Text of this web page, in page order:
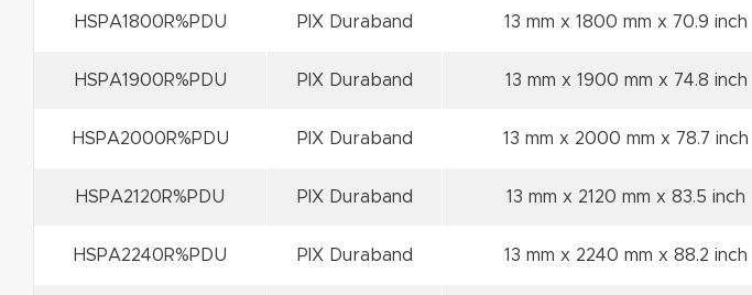
HSPA1800R%PDU PIX Duraband 13 mm x 1800 mm x 70.9 inch
HSPA1900R%PDU PIX Duraband 13 mm x 1900 mm x 74.8 inch
HSPA2000R%PDU PIX Duraband 13 mm x 2000 mm x 78.7 inch
HSPA2120R%PDU PIX Duraband 13 mm x 2120 mm x 83.5 inch
HSPA2240R%PDU PIX Duraband 13 mm x 2240 mm x 88.2 inch